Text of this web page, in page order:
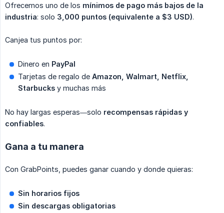
Ofrecemos uno de los mínimos de pago más bajos de la
industria: solo 3,000 puntos (equivalente a $3 USD).
Canjea tus puntos por:
Dinero en PayPal
Tarjetas de regalo de Amazon, Walmart, Netflix,
Starbucks y muchas más
No hay largas esperas—solo recompensas rápidas y
confiables.
Gana a tu manera
Con GrabPoints, puedes ganar cuando y donde quieras:
Sin horarios fijos
Sin descargas obligatorias